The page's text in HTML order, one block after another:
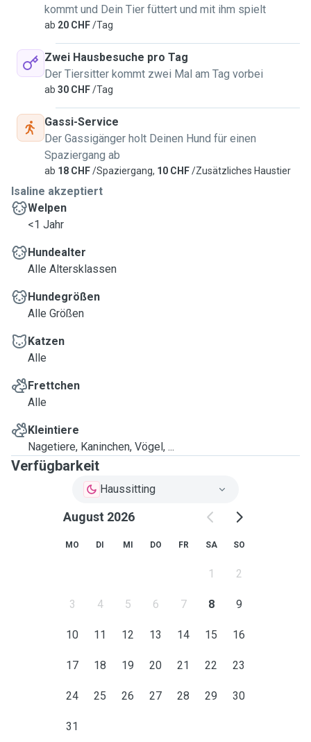
kommt und Dein Tier füttert und mit ihm spielt
ab 20 CHF/Tag
Zwei Hausbesuche pro Tag
Der Tiersitter kommt zwei Mal am Tag vorbei
ab 30 CHF/Tag
Gassi-Service
Der Gassigänger holt Deinen Hund für einen
Spaziergang ab
ab 18 CHF/Spaziergang, 10 CHF/Zusätzliches Haustier
Isaline akzeptiert
Welpen
<1 Jahr
Hundealter
Alle Altersklassen
Hundegrößen
Alle Größen
Katzen
Alle
Frettchen
Alle
Kleintiere
Nagetiere, Kaninchen, Vögel, ...
Verfügbarkeit
Haussitting
August 2026
MO DI MI DO FR SA SO
1 2
3 4 5 6 7 8 9
10 11 12 13 14 15 16
17 18 19 20 21 22 23
24 25 26 27 28 29 30
31